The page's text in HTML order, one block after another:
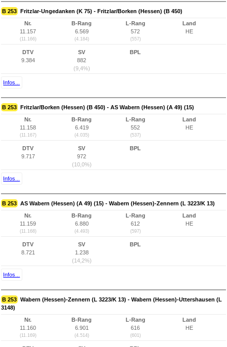
B 253 Fritzlar-Ungedanken (K 75) - Fritzlar/Borken (Hessen) (B 450)
Nr.
11.157
(11.166)
B-Rang
6.569
(4.184)
L-Rang
572
(557)
Land
HE
DTV
9.384
SV
882
(9,4%)
BPL
Infos...
B 253 Fritzlar/Borken (Hessen) (B 450) - AS Wabern (Hessen) (A 49) (15)
Nr.
11.158
(11.167)
B-Rang
6.419
(4.035)
L-Rang
552
(537)
Land
HE
DTV
9.717
SV
972
(10,0%)
BPL
Infos...
B 253 AS Wabern (Hessen) (A 49) (15) - Wabern (Hessen)-Zennern (L 3223/K 13)
Nr.
11.159
(11.168)
B-Rang
6.880
(4.493)
L-Rang
612
(597)
Land
HE
DTV
8.721
SV
1.238
(14,2%)
BPL
Infos...
B 253 Wabern (Hessen)-Zennern (L 3223/K 13) - Wabern (Hessen)-Uttershausen (L
3148)
Nr.
11.160
(11.169)
B-Rang
6.901
(4.514)
L-Rang
616
(601)
Land
HE